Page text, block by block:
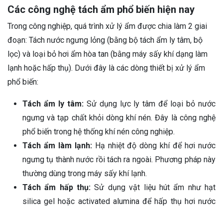
Các công nghệ tách ẩm phổ biến hiện nay
Trong công nghiệp, quá trình xử lý ẩm được chia làm 2 giai
đoạn: Tách nước ngưng lỏng (bằng bộ tách ẩm ly tâm, bộ
lọc) và loại bỏ hơi ẩm hòa tan (bằng máy sấy khí dạng làm
lạnh hoặc hấp thụ). Dưới đây là các dòng thiết bị xử lý ẩm
phổ biến:
Tách ẩm ly tâm: Sử dụng lực ly tâm để loại bỏ nước
ngưng và tạp chất khỏi dòng khí nén. Đây là công nghệ
phổ biến trong hệ thống khí nén công nghiệp.
Tách ẩm làm lạnh: Hạ nhiệt độ dòng khí để hơi nước
ngưng tụ thành nước rồi tách ra ngoài. Phương pháp này
thường dùng trong máy sấy khí lạnh.
Tách ẩm hấp thụ:Sử dụng vật liệu hút ẩm như hạt
silica gel hoặc activated alumina để hấp thụ hơi nước